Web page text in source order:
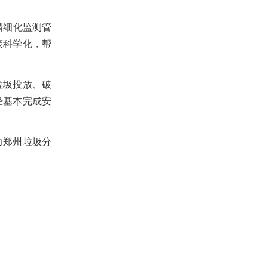
细化监测管
科学化，帮
投放、破
基本完成安
州垃圾分